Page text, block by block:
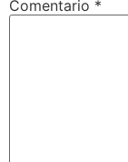
Comentario *